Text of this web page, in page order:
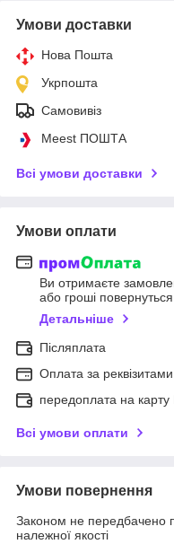
Умови доставки
Нова Пошта
Укрпошта
Самовивіз
Meest ПОШТА
Всі умови доставки
Умови оплати
Ви отримаєте
або гроші
Детальніше
Післяплата
Оплата за реквізитами
передоплата на карту
Всі умови оплати
Умови повернення
Законом не передбачено
належної якості